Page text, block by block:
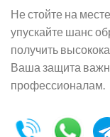
Не стойте на
упускайте шанс
получить
Ваша защита
профессионалам.